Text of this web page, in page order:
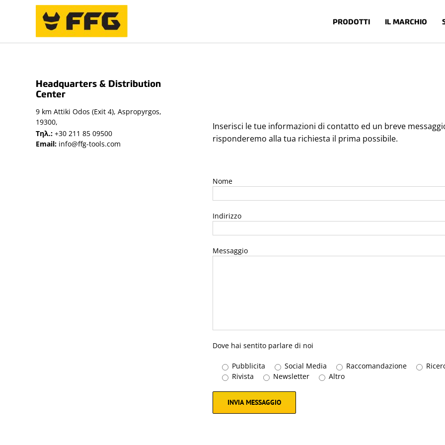
PRODOTTI IL MARCHIO
RICHIESTE GENERALI
Inserisci le tue informazioni di contatto ed un breve
risponderemo alla tua richiesta il prima possibile.
Nome
Indirizzo
Messaggio
Dove hai sentito parlare di noi
Pubblicita Social Media Raccomandazione
Rivista
Newsletter Altro
Headquarters & Distribution
Center
9 km Attiki Odos (Exit 4), Aspropyrgos,
19300,
Τηλ.: +30 211 85 09500
Email: info@ffg-tools.com